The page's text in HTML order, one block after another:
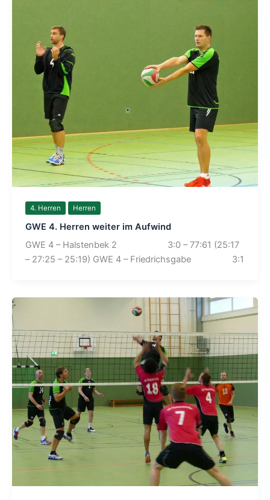
4. Herren Herren
GWE 4. Herren weiter im Aufwind
GWE 4 – Halstenbek 2 3:0 – 77:61 (25:17
– 27:25 – 25:19) GWE 4 – Friedrichsgabe 3:1